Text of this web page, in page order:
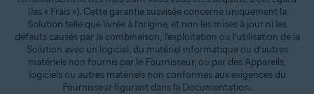
(les « Frais »). Cette garantie susvisée concerne uniquement la
Solution telle que livrée à l’origine, et non les mises à jour ni les
défauts causés par la combinaison, l’exploitation ou l’utilisation de la
Solution avec un logiciel, du matériel informatique ou d’autres
matériels non fournis par le Fournisseur, ou par des Appareils,
logiciels ou autres matériels non conformes aux exigences du
Fournisseur figurant dans la Documentation.